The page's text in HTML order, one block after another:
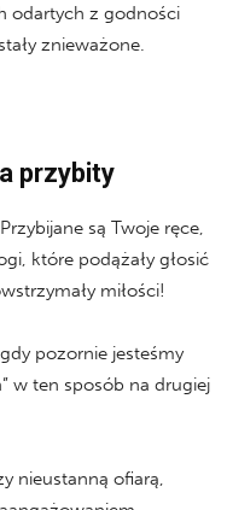
odartych z godności
znieważone.
przybity
są Twoje ręce,
które podążały głosić
miłości!
pozornie jesteśmy
w ten sposób na drugiej
nieustanną ofiarą,